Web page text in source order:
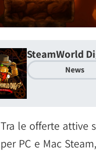
SteamWorld
News
Tra le offerte attive
per PC e Mac